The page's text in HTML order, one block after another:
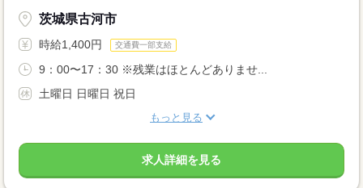
茨城県古河市
時給1,400円 交通費一部支給
9：00〜17：30 ※残業はほとんどありませ...
土曜日 日曜日 祝日
もっと見る
求人詳細を見る